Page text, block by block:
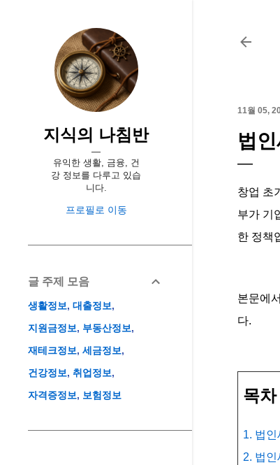
11월 05,
법
창업 초
부가 기
한 정책
본문에
다.
목차
1. 법
2. 법
지식의 나침반
유익한 생활, 금융, 건
강 정보를 다루고 있습
니다.
프로필로 이동
글 주제 모음
생활정보
대출정보
지원금정보
부동산정보
재테크정보
세금정보
건강정보
취업정보
자격증정보
보험정보